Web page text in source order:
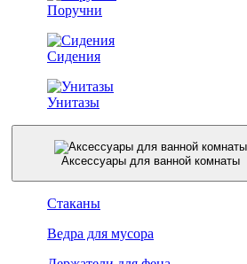
Поручни
Сидения
Унитазы
Аксессуары для ванной комнаты
Стаканы
Ведра для мусора